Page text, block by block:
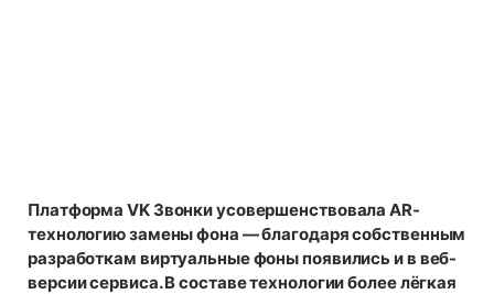
Платформа VK Звонки усовершенствовала AR-
технологию замены фона — благодаря собственным
разработкам виртуальные фоны появились и в веб-
версии сервиса. В составе технологии более лёгкая